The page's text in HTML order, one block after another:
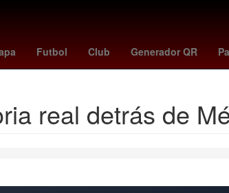
Futbol Club Generador QR
China frankfurt - hoffenheim
real detrás de